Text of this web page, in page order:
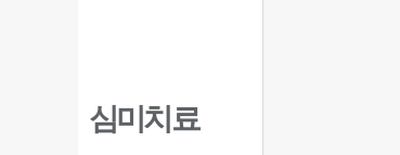
심미치료